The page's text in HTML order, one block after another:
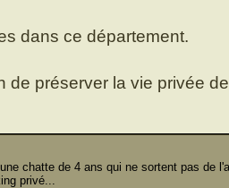
dans ce département.
de préserver la vie privée
chatte de 4 ans qui ne sortent pas de
privé...